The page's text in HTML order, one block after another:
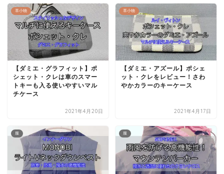
革小物
【ダミエ・グラフィット】ポ
シェット・クレは車のスマー
トキーも入る使いやすいマル
チケース
2021年4月20日
革小物
【ダミエ・アズール】ポシェ
ット・クレをレビュー！さわ
やかカラーのキーケース
2021年4月17日
服 服